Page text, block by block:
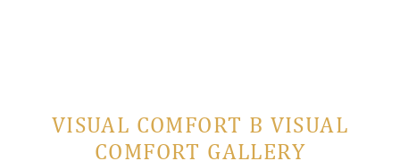
VISUAL COMFORT В VISUAL
COMFORT GALLERY